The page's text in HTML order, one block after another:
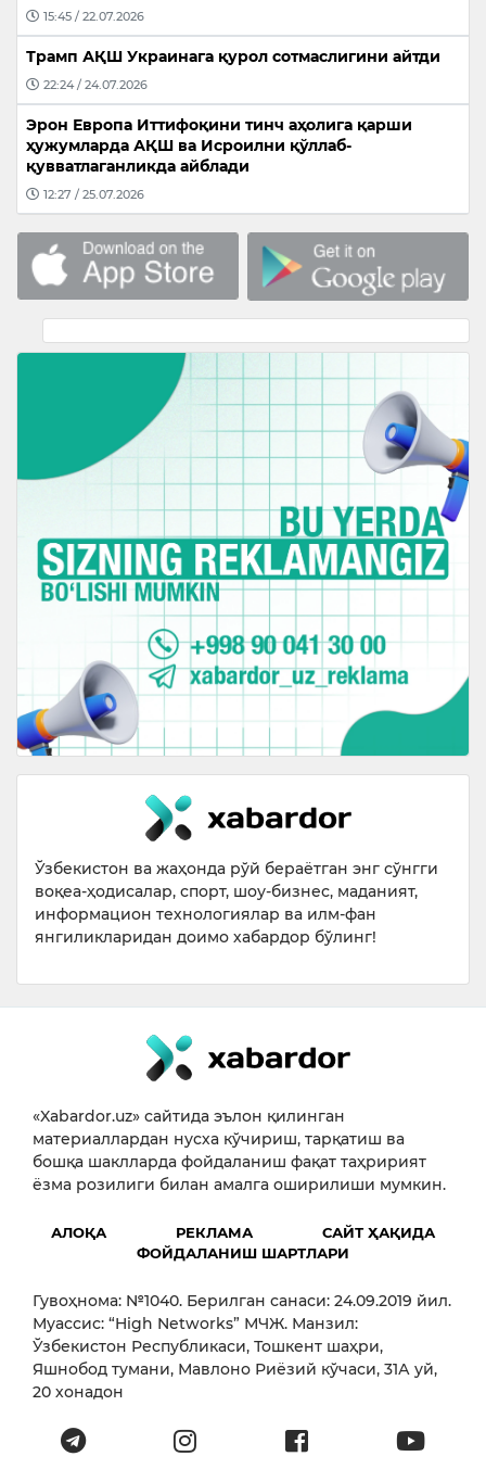
15:45 / 22.07.2026
Трамп АҚШ Украинага қурол сотмаслигини айтди
22:24 / 24.07.2026
Эрон Европа Иттифоқини тинч аҳолига қарши
ҳужумларда АҚШ ва Исроилни қўллаб-
қувватлаганликда айблади
12:27 / 25.07.2026
Ўзбекистон ва жаҳонда рўй бераётган энг сўнгги
воқеа-ҳодисалар, спорт, шоу-бизнес, маданият,
информацион технологиялар ва илм-фан
янгиликларидан доимо хабардор бўлинг!
«Xabardor.uz» сайтида эълон қилинган
материаллардан нусха кўчириш, тарқатиш ва
бошқа шаклларда фойдаланиш фақат таҳририят
ёзма розилиги билан амалга оширилиши мумкин.
АЛОҚА РЕКЛАМА
САЙТ ҲАҚИДА
ФОЙДАЛАНИШ ШАРТЛАРИ
Гувоҳнома: №1040. Берилган санаси: 24.09.2019 йил.
Муассис: “High Networks” МЧЖ. Манзил:
Ўзбекистон Республикаси, Тошкент шаҳри,
Яшнобод тумани, Мавлоно Риёзий кўчаси, 31А уй,
20 хонадон